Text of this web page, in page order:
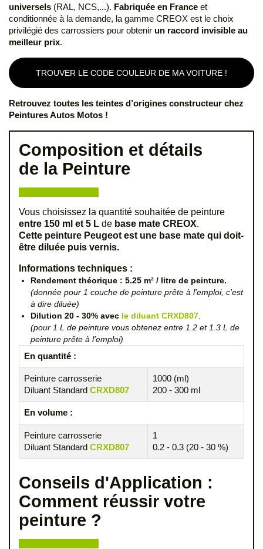
universels (RAL, NCS,...). Fabriquée en France et
conditionnée à la demande, la gamme CREOX est le choix
privilégié des carrossiers pour obtenir un raccord invisible au
meilleur prix.
TROUVER LE CODE COULEUR DE MA VOITURE !
Retrouvez toutes les teintes d’origines constructeur chez
Peintures Autos Motos !
Composition et détails
de la Peinture
Vous choisissez la quantité souhaitée de peinture
entre 150 ml et 5 L de base mate CREOX.
Cette peinture Peugeot est une base mate qui doit-
être diluée puis vernis.
Informations techniques :
Rendement théorique : 5.25 m² / litre de peinture.
(donnée pour 1 couche de peinture prête à l'emploi, c'est
à dire diluée)
Dilution 20 - 30% avec le diluant CRXD807.
(pour 1 L de peinture vous obtenez entre 1.2 et 1.3 L de
peinture prête à l'emploi)
En quantité :
Peinture carrosserie
Diluant Standard CRXD807
1000 (ml)
200 - 300 ml
En volume :
Peinture carrosserie
Diluant Standard CRXD807
1
0.2 - 0.3 (20 - 30 %)
Conseils d'Application :
Comment réussir votre
peinture ?